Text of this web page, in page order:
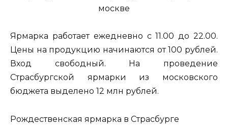
Ярмарка работает ежедневно с 11.00 до 22.00.
Цены на продукцию начинаются от 100 рублей.
Вход свободный. На проведение
Страсбургской ярмарки из московского
бюджета выделено 12 млн рублей.
Рождественская ярмарка в Страсбурге